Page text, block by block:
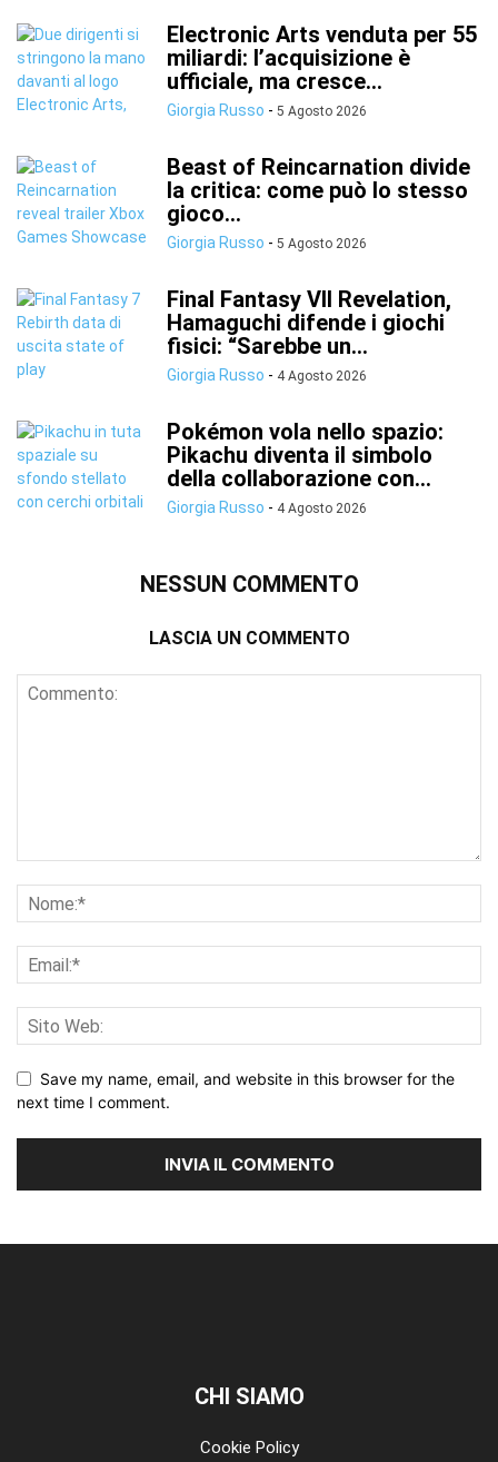
Electronic Arts venduta per 55
miliardi: l’acquisizione è
ufficiale, ma cresce...
Giorgia Russo - 5 Agosto 2026
Beast of Reincarnation divide
la critica: come può lo stesso
gioco...
Giorgia Russo - 5 Agosto 2026
Final Fantasy VII Revelation,
Hamaguchi difende i giochi
fisici: “Sarebbe un...
Giorgia Russo - 4 Agosto 2026
Pokémon vola nello spazio:
Pikachu diventa il simbolo
della collaborazione con...
Giorgia Russo - 4 Agosto 2026
NESSUN COMMENTO
LASCIA UN COMMENTO
Save my name, email, and website in this browser for the
next time I comment.
CHI SIAMO
Cookie Policy